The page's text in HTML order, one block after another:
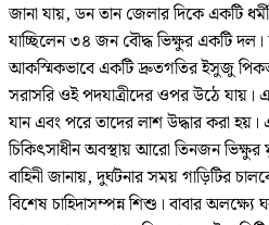
জানা যায়, ডন তান জেলার দিকে একটি
যাচ্ছিলেন ৩৪ জন বৌদ্ধ ভিক্ষুর একটি
আকস্মিকভাবে একটি দ্রুতগতির ইসুজু
সরাসরি ওই পদযাত্রীদের ওপর উঠে যায়।
যান এবং পরে তাদের লাশ উদ্ধার করা হয়।
চিকিৎসাধীন অবস্থায় আরো তিনজন ভিক্ষুর
বাহিনী জানায়, দুর্ঘটনার সময় গাড়িটির
বিশেষ চাহিদাসম্পন্ন শিশু। বাবার